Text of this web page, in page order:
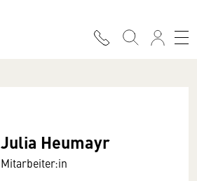
Julia Heumayr
Mitarbeiter:in